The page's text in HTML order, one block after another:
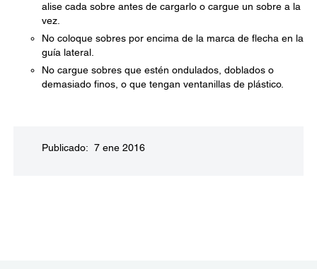
alise cada sobre antes de cargarlo o cargue un sobre a la
vez.
No coloque sobres por encima de la marca de flecha en la
guía lateral.
No cargue sobres que estén ondulados, doblados o
demasiado finos, o que tengan ventanillas de plástico.
Publicado: 7 ene 2016